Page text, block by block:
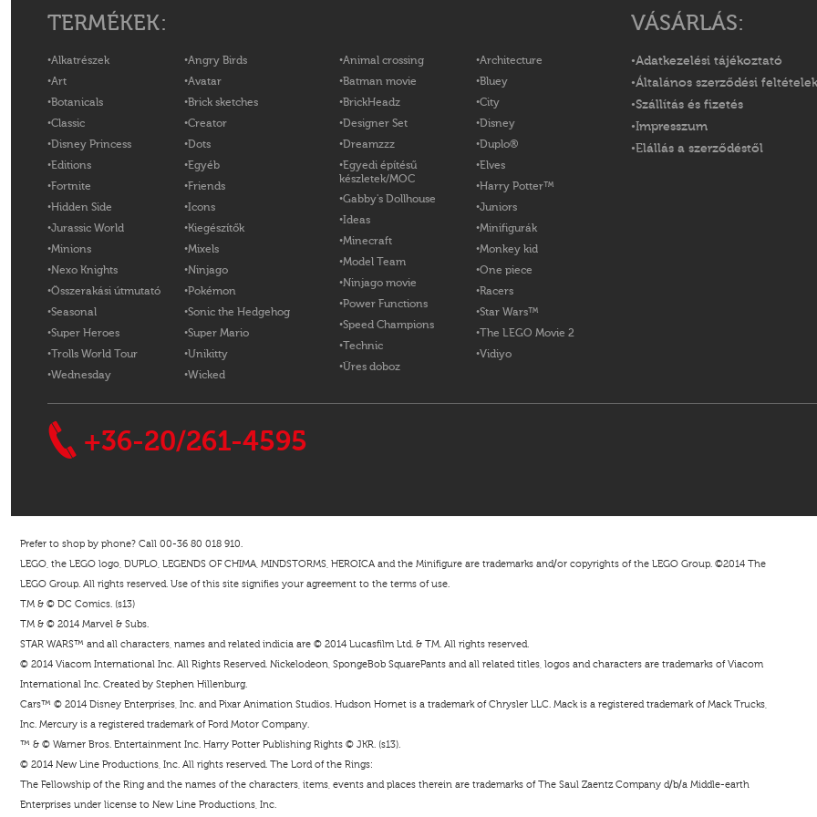
TERMÉKEK:
Alkatrészek
Art
Botanicals
Classic
Disney Princess
Editions
Fortnite
Hidden Side
Jurassic World
Minions
Nexo Knights
Összerakási útmutató
Seasonal
Super Heroes
Trolls World Tour
Wednesday
Angry Birds
Avatar
Brick sketches
Creator
Dots
Egyéb
Friends
Icons
Kiegészítők
Mixels
Ninjago
Pokémon
Sonic the Hedgehog
Super Mario
Unikitty
Wicked
Animal crossing
Batman movie
BrickHeadz
Designer Set
Dreamzzz
Egyedi építésű
készletek/MOC
Gabby's Dollhouse
Ideas
Minecraft
Model Team
Ninjago movie
Power Functions
Speed Champions
Technic
Üres doboz
Architecture
Bluey
City
Disney
Duplo®
Elves
Harry Potter™
Juniors
Minifigurák
Monkey kid
One piece
Racers
Star Wars™
The LEGO Movie 2
Vidiyo
VÁSÁRLÁS:
Adatkezelési tájékoztató
Általános szerződési feltételek
Szállítás és fizetés
Impresszum
Elállás a szerződéstől
+36-20/261-4595
Prefer to shop by phone? Call 00-36 80 018 910.
LEGO, the LEGO logo, DUPLO, LEGENDS OF CHIMA, MINDSTORMS, HEROICA and the Minifigure are trademarks and/or copyrights of the LEGO Group. ©2014 The
LEGO Group. All rights reserved. Use of this site signifies your agreement to the terms of use.
TM & © DC Comics. (s13)
TM & © 2014 Marvel & Subs.
STAR WARS™ and all characters, names and related indicia are © 2014 Lucasfilm Ltd. & TM. All rights reserved.
© 2014 Viacom International Inc. All Rights Reserved. Nickelodeon, SpongeBob SquarePants and all related titles, logos and characters are trademarks of Viacom
International Inc. Created by Stephen Hillenburg.
Cars™ © 2014 Disney Enterprises, Inc. and Pixar Animation Studios. Hudson Hornet is a trademark of Chrysler LLC. Mack is a registered trademark of Mack Trucks,
Inc. Mercury is a registered trademark of Ford Motor Company.
™ & © Warner Bros. Entertainment Inc. Harry Potter Publishing Rights © JKR. (s13).
© 2014 New Line Productions, Inc. All rights reserved. The Lord of the Rings:
The Fellowship of the Ring and the names of the characters, items, events and places therein are trademarks of The Saul Zaentz Company d/b/a Middle-earth
Enterprises under license to New Line Productions, Inc.